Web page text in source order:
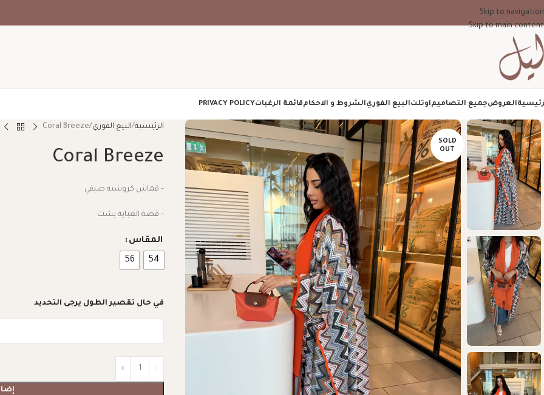
Skip to navigation
Skip to main content
العروضجميع التصاميماوتلتالبيع الفوريالشروط و الاحكامقائمة الرغباتPRIVACY POLICY
SOLD
OUT
الرئيسية البيع الفوري Coral Breeze
Coral Breeze
– قماش كروشيه صيفي
– قصة العبايه بشت
المقاس
54
56
في حال تقصير الطول يرجى التحديد